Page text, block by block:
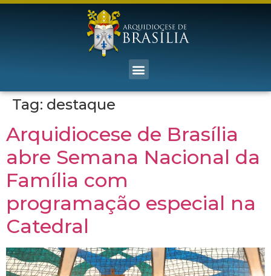
Tag: destaque
Arquidiocese de Brasília
abre Semana Nacional da
Família com
programação especial na
Catedral